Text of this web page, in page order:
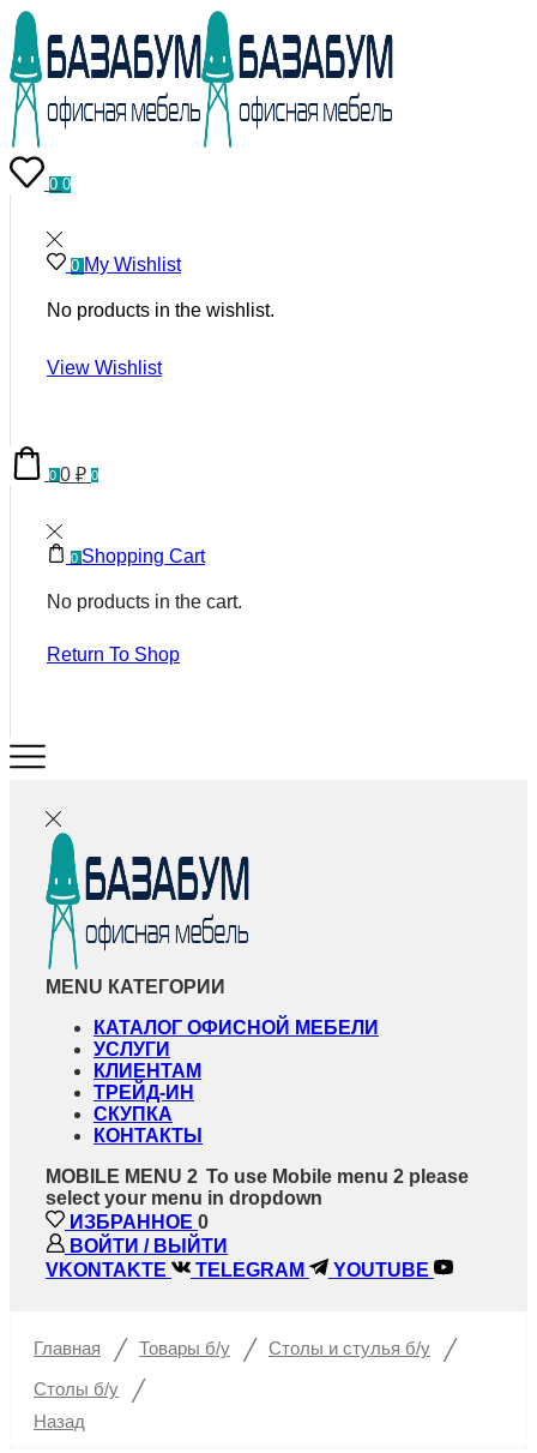
0 0
0 My Wishlist
No products in the wishlist.
View Wishlist
0 0 ₽ 0
0 Shopping Cart
No products in the cart.
Return To Shop
MENU КАТЕГОРИИ
КАТАЛОГ ОФИСНОЙ МЕБЕЛИ
УСЛУГИ
КЛИЕНТАМ
ТРЕЙД-ИН
СКУПКА
КОНТАКТЫ
MOBILE MENU 2 To use Mobile menu 2 please
select your menu in dropdown
ИЗБРАННОЕ 0
ВОЙТИ / ВЫЙТИ
VKONTAKTE
TELEGRAM YOUTUBE
Главная / Товары б/у / Столы и стулья б/у /
Столы б/у /
Назад